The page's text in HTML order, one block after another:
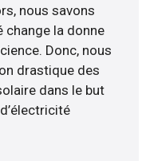
nous savons
change la donne
Donc, nous
drastique des
dans le but